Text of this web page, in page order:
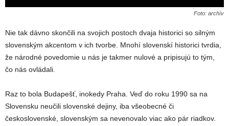
Foto: archív
Nie tak dávno skončili na svojich postoch dvaja historici so silným
slovenským akcentom v ich tvorbe. Mnohí slovenskí historici tvrdia,
že národné povedomie u nás je takmer nulové a pripisujú to tým,
čo nás ovládali.
Raz to bola Budapešť, inokedy Praha. Veď do roku 1990 sa na
Slovensku neučili slovenské dejiny, iba všeobecné či
československé, slovenským sa nevenovalo viac ako pár riadkov.